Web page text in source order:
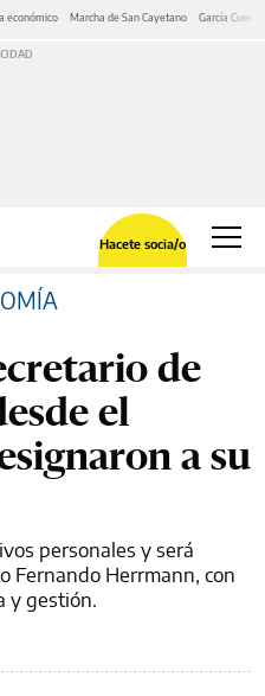
económico Marcha de San Cayetano García Cuerva
Hacete socia/o
de
el
a su
personales y será
Fernando Herrmann, con
y gestión.